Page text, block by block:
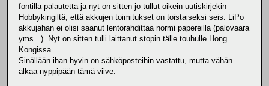
fontilla palautetta ja nyt on sitten jo tullut oikein uutiskirjekin
Hobbykingiltä, että akkujen toimitukset on toistaiseksi seis. LiPo
akkujahan ei olisi saanut lentorahdittaa normi papereilla (palovaara
yms...). Nyt on sitten tulli laittanut stopin tälle touhulle Hong
Kongissa.
Sinällään ihan hyvin on sähköposteihin vastattu, mutta vähän
alkaa nyppipään tämä viive.